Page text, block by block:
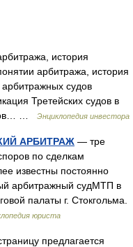
история
арбитража, история
судов
Третейских судов в
…
Энциклопедия инвестора
АРБИТРАЖ — тре
по сделкам
известны постоянно
арбитражный судМТП в
палаты г. Стокгольма.
юриста
предлагается